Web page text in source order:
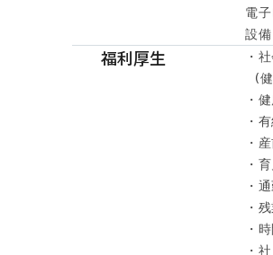
電
設
福利厚生
・
(健
・
・
・
・
・
・
・
・